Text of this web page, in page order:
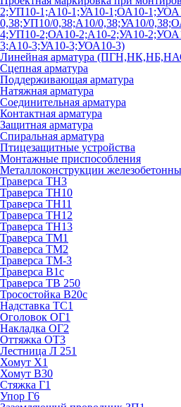
2;УП10-1;А10-1;УА10-1;ОА10-
0,38;УП10/0,38;А10/0,38;УА10/
4;УП10-2;ОА10-2;А10-2;УА10-
3;А10-3;УА10-3;УОА10-3)
Линейная арматура
Сцепная арматура
Поддерживающая арматура
Натяжная арматура
Соединительная арматура
Контактная арматура
Защитная арматура
Спиральная арматура
Птицезащитные устройства
Монтажные приспособления
Металлоконструкции
Траверса ТН3
Траверса ТН10
Траверса ТН11
Траверса ТН12
Траверса ТН13
Траверса ТМ1
Траверса ТМ2
Траверса ТМ-3
Траверса В1с
Траверса ТВ 250
Тросостойка В20с
Надставка ТС1
Оголовок ОГ1
Накладка ОГ2
Оттяжка ОТ3
Лестница Л 251
Хомут Х1
Хомут В30
Стяжка Г1
Упор Г6